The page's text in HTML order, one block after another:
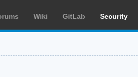
Wiki GitLab Security